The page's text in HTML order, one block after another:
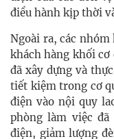
điều hành kịp thời
Ngoài ra, các
khách hàng khối cơ
đã xây dựng và
tiết kiệm trong cơ
điện vào nội quy
phòng làm việc
điện, giảm lượng